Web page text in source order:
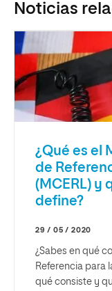
Noticias
¿Qué es el
de
(MCERL) y
define?
29 / 05 / 2020
¿Sabes en qué
Referencia para
qué consiste y